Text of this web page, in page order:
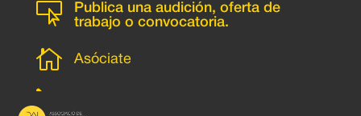

Publica una audición, oferta de
trabajo o convocatoria.
 Asóciate
l